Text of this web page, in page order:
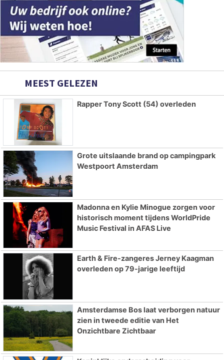
MEEST GELEZEN
Rapper Tony Scott (54) overleden
Grote uitslaande brand op campingpark
Westpoort Amsterdam
Madonna en Kylie Minogue zorgen voor
historisch moment tijdens WorldPride
Music Festival in AFAS Live
Earth & Fire-zangeres Jerney Kaagman
overleden op 79-jarige leeftijd
Amsterdamse Bos laat verborgen natuur
zien in tweede editie van Het
Onzichtbare Zichtbaar